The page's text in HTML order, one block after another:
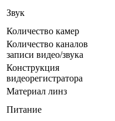
Звук
Количество камер
Количество каналов
записи видео/звука
Конструкция
видеорегистратора
Материал линз
Питание